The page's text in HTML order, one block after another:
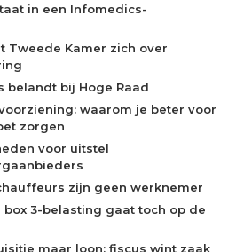
in een Infomedics-
Tweede Kamer zich over
belandt bij Hoge Raad
waarom je beter voor
zorgen
voor uitstel
zijn geen werknemer
3-belasting gaat toch op de
maar loon: fiscus wint zaak